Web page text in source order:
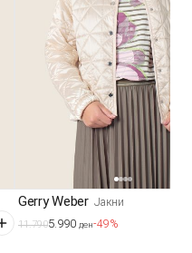
Gerry Weber Јакни
11.7905.990 ден-49%